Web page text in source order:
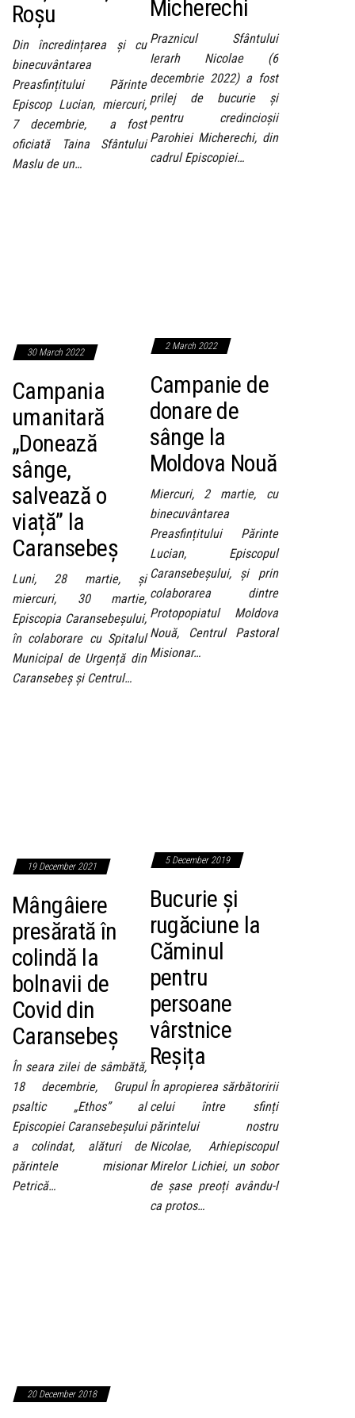
Roșu
Din încredințarea și cu
binecuvântarea
Preasfințitului Părinte
Episcop Lucian, miercuri,
7 decembrie, a fost
oficiată Taina Sfântului
Maslu de un…
Micherechi
Praznicul Sfântului
Ierarh Nicolae (6
decembrie 2022) a fost
prilej de bucurie și
pentru credincioșii
Parohiei Micherechi, din
cadrul Episcopiei…
30 March 2022
Campania
umanitară
„Donează
sânge,
salvează o
viață” la
Caransebeș
Luni, 28 martie, și
miercuri, 30 martie,
Episcopia Caransebeșului,
în colaborare cu Spitalul
Municipal de Urgență din
Caransebeș și Centrul…
2 March 2022
Campanie de
donare de
sânge la
Moldova Nouă
Miercuri, 2 martie, cu
binecuvântarea
Preasfințitului Părinte
Lucian, Episcopul
Caransebeșului, și prin
colaborarea dintre
Protopopiatul Moldova
Nouă, Centrul Pastoral
Misionar…
19 December 2021
Mângâiere
presărată în
colindă la
bolnavii de
Covid din
Caransebeș
În seara zilei de sâmbătă,
18 decembrie, Grupul
psaltic „Ethos” al
Episcopiei Caransebeșului
a colindat, alături de
părintele misionar
Petrică…
5 December 2019
Bucurie și
rugăciune la
Căminul
pentru
persoane
vârstnice
Reșița
În apropierea sărbătoririi
celui între sfinți
părintelui nostru
Nicolae, Arhiepiscopul
Mirelor Lichiei, un sobor
de șase preoți avându-l
ca protos…
20 December 2018